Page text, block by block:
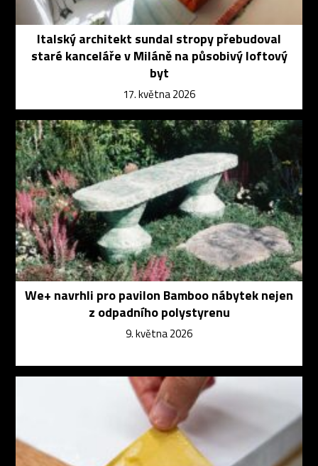
Italský architekt sundal stropy přebudoval
staré kanceláře v Miláně na působivý loftový
byt
17. května 2026
We+ navrhli pro pavilon Bamboo nábytek nejen
z odpadního polystyrenu
9. května 2026